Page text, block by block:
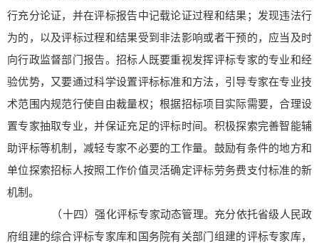
行充分论证，并在评标报告中记载论证过程和结果；发现违法行
为的，以及评标过程和结果受到非法影响或者干预的，应当及时
向行政监督部门报告。招标人既要重视发挥评标专家的专业和经
验优势，又要通过科学设置评标标准和方法，引导专家在专业技
术范围内规范行使自由裁量权；根据招标项目实际需要，合理设
置专家抽取专业，并保证充足的评标时间。积极探索完善智能辅
助评标等机制，减轻专家不必要的工作量。鼓励有条件的地方和
单位探索招标人按照工作价值灵活确定评标劳务费支付标准的新
机制。
（十四）强化评标专家动态管理。充分依托省级人民政
府组建的综合评标专家库和国务院有关部门组建的评标专家库，